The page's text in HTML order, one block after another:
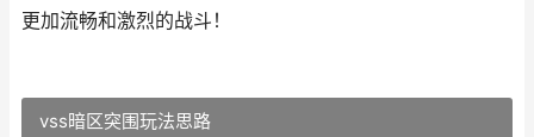
更加流畅和激烈的战斗！
vss暗区突围玩法思路